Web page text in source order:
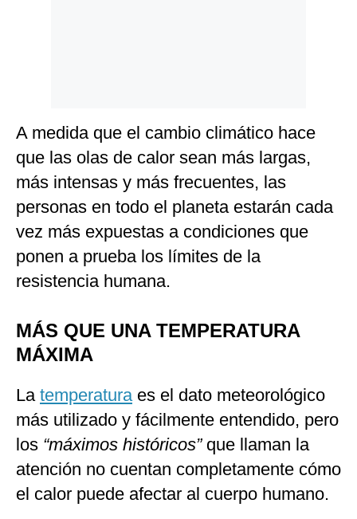
A medida que el cambio climático hace
que las olas de calor sean más largas,
más intensas y más frecuentes, las
personas en todo el planeta estarán cada
vez más expuestas a condiciones que
ponen a prueba los límites de la
resistencia humana.
MÁS QUE UNA TEMPERATURA
MÁXIMA
La temperaturaes el dato meteorológico
más utilizado y fácilmente entendido, pero
los “máximos históricos” que llaman la
atención no cuentan completamente cómo
el calor puede afectar al cuerpo humano.